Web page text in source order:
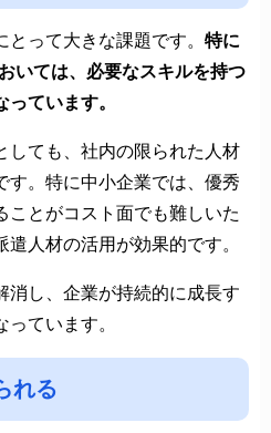
って大きな課題です。 特に
いては、必要なスキルを持つ
ています。
しても、社内の限られた人材
す。特に中小企業では、優秀
ことがコスト面でも難しいた
人材の活用が効果的です。
消し、企業が持続的に成長す
ています。
れる